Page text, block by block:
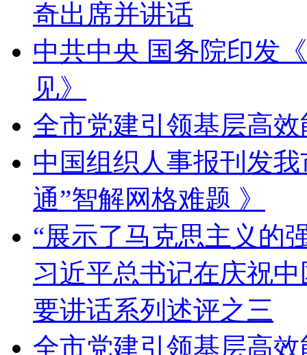
奇出席并讲话
中共中央 国务院印发
见》
全市党建引领基层高
中国组织人事报刊发
通”智解网格难题 》
“展示了马克思主义
习近平总书记在庆祝
要讲话系列述评之三
全市党建引领基层高